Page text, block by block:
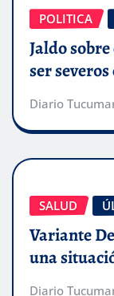
POLITICA
Jaldo
ser
Diario
SALUD
Variante
una
Diario